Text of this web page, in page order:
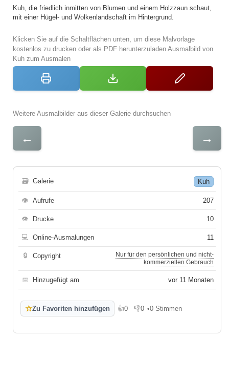
Kuh, die friedlich inmitten von Blumen und einem Holzzaun schaut,
mit einer Hügel- und Wolkenlandschaft im Hintergrund.
Klicken Sie auf die Schaltflächen unten, um diese Malvorlage
kostenlos zu drucken oder als PDF herunterzuladen Ausmalbild von
Kuh zum Ausmalen
Weitere Ausmalbilder aus dieser Galerie durchsuchen
← →
🗃 Galerie Kuh
👁 Aufrufe 207
👁 Drucke 10
💻 Online-Ausmalungen 11
🔒 Copyright
Nur für den persönlichen und nicht-
kommerziellen Gebrauch
📅 Hinzugefügt am vor 11 Monaten
☆Zu Favoriten hinzufügen 👍0
Gefällt mir
👎0
Gefällt mir nicht
•0 Stimmen